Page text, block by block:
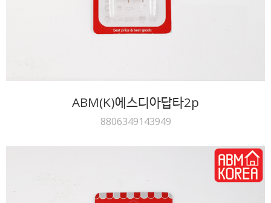
ABM(K)에스디아답타2p
8806349143949